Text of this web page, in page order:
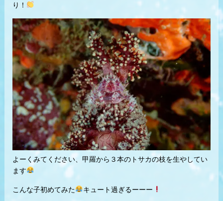
り！
よーくみてください、甲羅から３本のトサカの枝を生やしてい
ます
こんな子初めてみた キュート過ぎるーーー